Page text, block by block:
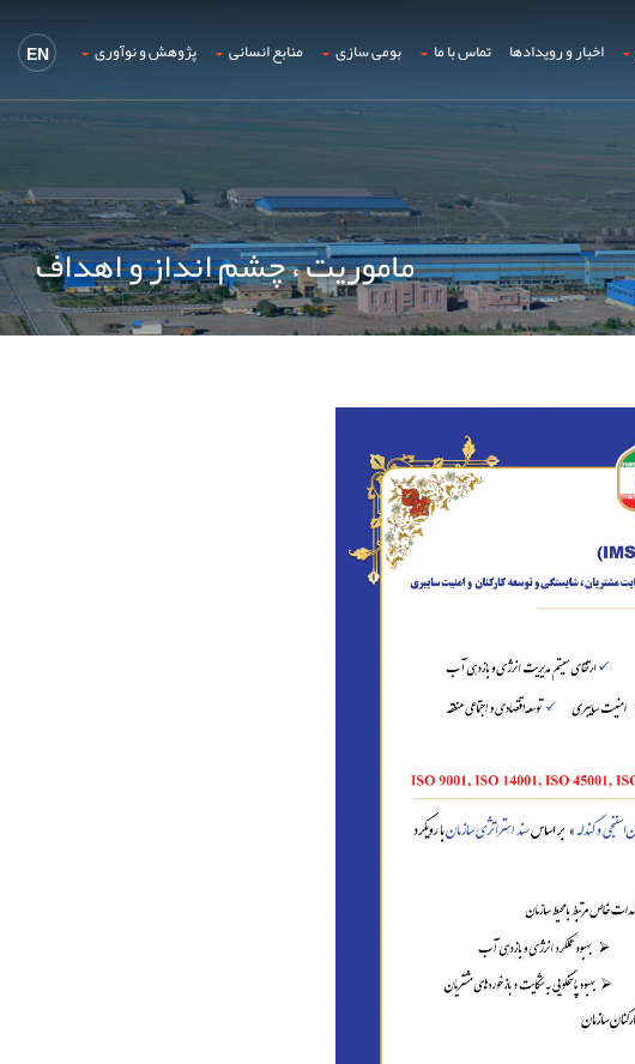
EN اخبار و رویدادها تماس با ما بومی سازی منابع انسانی پژوهش و نوآوری
ماموریت ، چشم انداز و اهداف